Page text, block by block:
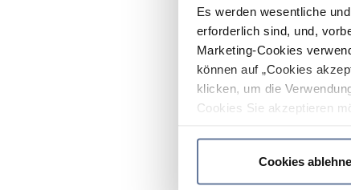
Es werden wesentliche
erforderlich sind, und,
Marketing-Cookies
können auf „Cookies
klicken, um die
Cookies Sie akzeptieren
Cookies